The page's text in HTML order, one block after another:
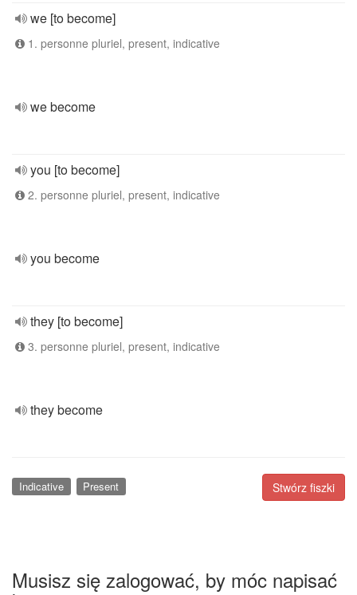
we [to become]
1. personne pluriel, present, indicative
we become
you [to become]
2. personne pluriel, present, indicative
you become
they [to become]
3. personne pluriel, present, indicative
they become
Stwórz fiszki
Indicative Present
Musisz się zalogować, by móc napisać